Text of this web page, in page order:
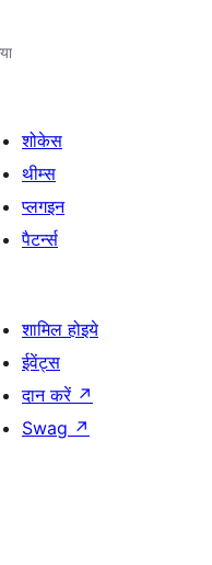
शोकेस
थीम्स
प्लगइन
पैटर्न्स
शामिल होइये
ईवेंट्स
दान करें ↗
Swag ↗